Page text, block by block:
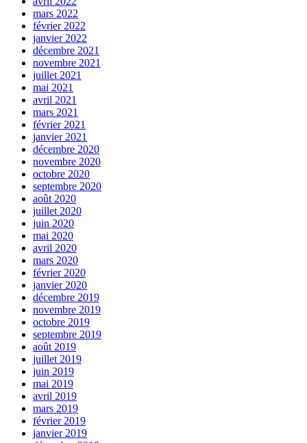
mars 2022
février 2022
janvier 2022
décembre 2021
novembre 2021
juillet 2021
mai 2021
avril 2021
mars 2021
février 2021
janvier 2021
décembre 2020
novembre 2020
octobre 2020
septembre 2020
août 2020
juillet 2020
juin 2020
mai 2020
avril 2020
mars 2020
février 2020
janvier 2020
décembre 2019
novembre 2019
octobre 2019
septembre 2019
août 2019
juillet 2019
juin 2019
mai 2019
avril 2019
mars 2019
février 2019
janvier 2019